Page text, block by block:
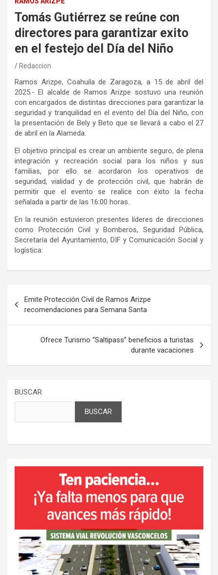
Tomás Gutiérrez se reúne con
directores para garantizar exito
en el festejo del Día del Niño
Redaccion
Ramos Arizpe, Coahuila de Zaragoza, a 15 de abril del
2025.- El alcalde de Ramos Arizpe sostuvo una reunión
con encargados de distintas direcciones para garantizar la
seguridad y tranquilidad en el evento del Día del Niño, con
la presentación de Bely y Beto que se llevará a cabo el 27
de abril en la Alameda.
El objetivo principal es crear un ambiente seguro, de plena
integración y recreación social para los niños y sus
familias, por ello se acordaron los operativos de
seguridad, vialidad y de protección civil, que habrán de
permitir que el evento se realice con éxito la fecha
señalada a partir de las 16:00 horas.
En la reunión estuvieron presentes líderes de direcciones
como Protección Civil y Bomberos, Seguridad Pública,
Secretaría del Ayuntamiento, DIF y Comunicación Social y
logística.
de
entradas
Emite Protección Civil de Ramos Arizpe
recomendaciones para Semana Santa
Ofrece Turismo “Saltipass” beneficios a turistas
durante vacaciones
BUSCAR
BUSCAR